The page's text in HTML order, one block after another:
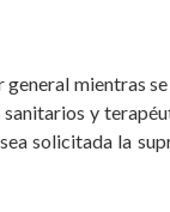
mientras
y
solicitada la